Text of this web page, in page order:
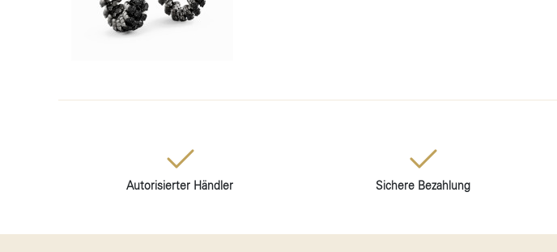
Autorisierter Händler Sichere Bezahlung